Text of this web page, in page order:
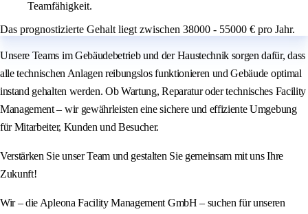
Teamfähigkeit.
Das prognostizierte Gehalt liegt zwischen 38000 - 55000 € pro Jahr.
Unsere Teams im Gebäudebetrieb und der Haustechnik sorgen dafür, dass
alle technischen Anlagen reibungslos funktionieren und Gebäude optimal
instand gehalten werden. Ob Wartung, Reparatur oder technisches Facility
Management – wir gewährleisten eine sichere und effiziente Umgebung
für Mitarbeiter, Kunden und Besucher.
Verstärken Sie unser Team und gestalten Sie gemeinsam mit uns Ihre
Zukunft!
Wir – die Apleona Facility Management GmbH – suchen für unseren